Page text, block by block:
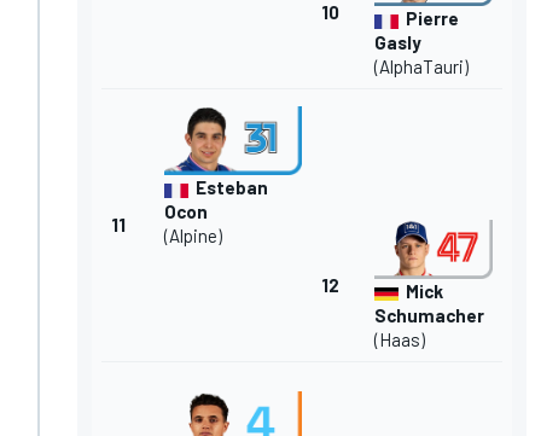
10
Pierre
Gasly
(AlphaTauri)
11
Esteban
Ocon
(Alpine)
12
Mick
Schumacher
(Haas)